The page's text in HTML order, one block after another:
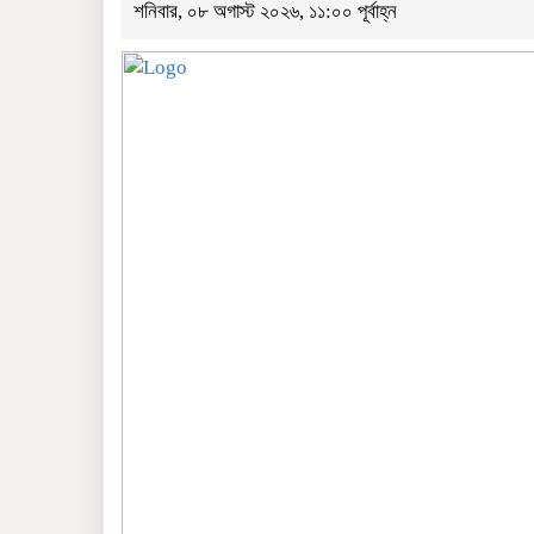
শনিবার, ০৮ অগাস্ট ২০২৬, ১১:০০ পূর্বাহ্ন